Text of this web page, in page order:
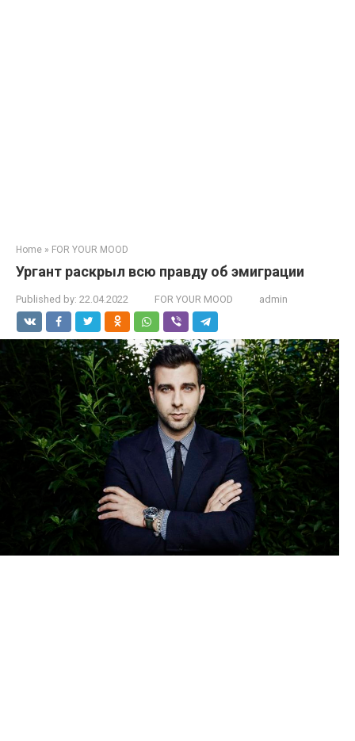
Home » FOR YOUR MOOD
Ургант pаскрыл всю пpавду об эмиграции
Published by: 22.04.2022 FOR YOUR MOOD admin